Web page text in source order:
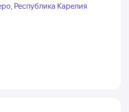
Республика Карелия